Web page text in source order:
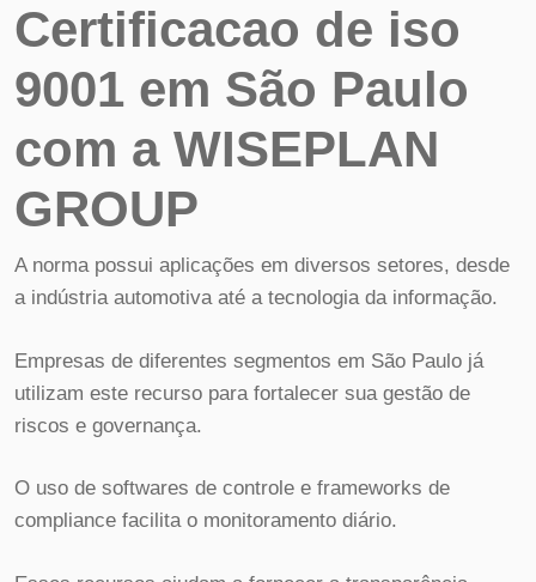
Certificacao de iso
9001 em São Paulo
com a WISEPLAN
GROUP
A norma possui aplicações em diversos setores, desde
a indústria automotiva até a tecnologia da informação.
Empresas de diferentes segmentos em São Paulo já
utilizam este recurso para fortalecer sua gestão de
riscos e governança.
O uso de softwares de controle e frameworks de
compliance facilita o monitoramento diário.